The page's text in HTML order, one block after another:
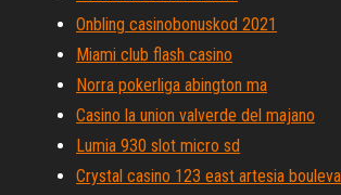
Onbling casinobonuskod 2021
Miami club flash casino
Norra pokerliga abington ma
Casino la union valverde del majano
Lumia 930 slot micro sd
Crystal casino 123 east artesia